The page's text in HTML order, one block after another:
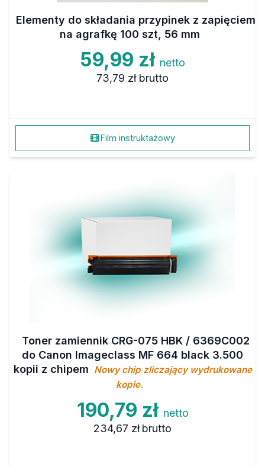
Elementy do składania przypinek z zapięciem
na agrafkę 100 szt, 56 mm
59,99 zł netto
73,79 zł brutto
Film instruktażowy
Toner zamiennik CRG-075 HBK / 6369C002
do Canon Imageclass MF 664 black 3.500
kopii z chipem Nowy chip zliczający wydrukowane
kopie.
190,79 zł netto
234,67 zł brutto